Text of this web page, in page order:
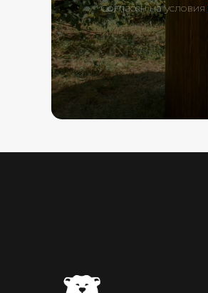
Согласен на условия